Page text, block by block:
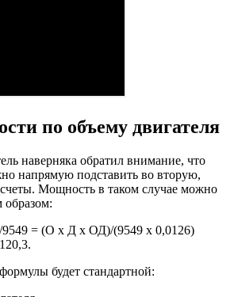
по объему двигателя
наверняка обратил внимание, что
напрямую подставить во вторую,
Мощность в таком случае можно
= (О x Д x ОД)/(9549 x 0,0126)
будет стандартной: